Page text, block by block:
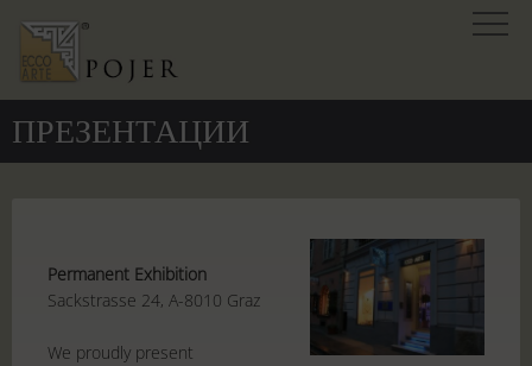
ПРЕЗЕНТАЦИИ
Permanent Exhibition
Sackstrasse 24, A-8010 Graz
We proudly present